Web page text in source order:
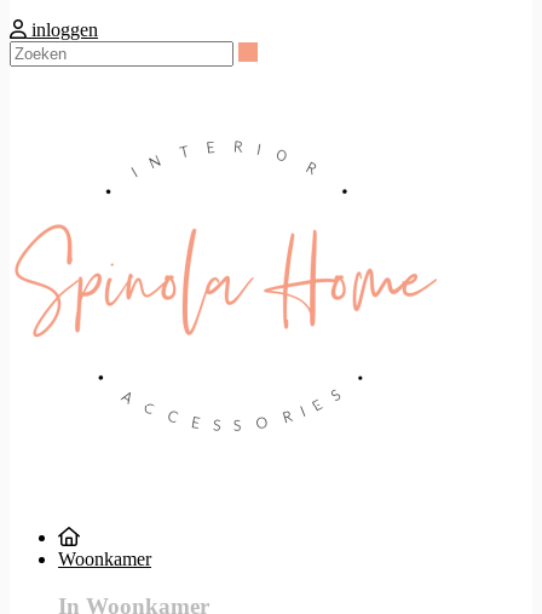
inloggen
Woonkamer
In Woonkamer